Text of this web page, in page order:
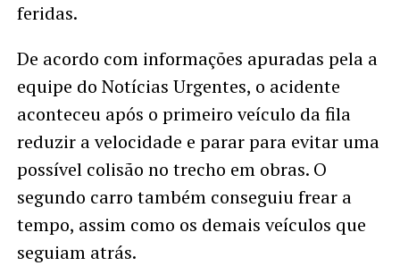
feridas.
De acordo com informações apuradas pela a
equipe do Notícias Urgentes, o acidente
aconteceu após o primeiro veículo da fila
reduzir a velocidade e parar para evitar uma
possível colisão no trecho em obras. O
segundo carro também conseguiu frear a
tempo, assim como os demais veículos que
seguiam atrás.